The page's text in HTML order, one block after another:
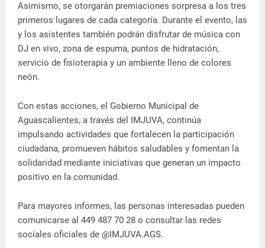
Asimismo, se otorgarán premiaciones sorpresa a los tres
primeros lugares de cada categoría. Durante el evento, las
y los asistentes también podrán disfrutar de música con
DJ en vivo, zona de espuma, puntos de hidratación,
servicio de fisioterapia y un ambiente lleno de colores
neón.
Con estas acciones, el Gobierno Municipal de
Aguascalientes, a través del IMJUVA, continúa
impulsando actividades que fortalecen la participación
ciudadana, promueven hábitos saludables y fomentan la
solidaridad mediante iniciativas que generan un impacto
positivo en la comunidad.
Para mayores informes, las personas interesadas pueden
comunicarse al 449 487 70 28 o consultar las redes
sociales oficiales de @IMJUVA.AGS.